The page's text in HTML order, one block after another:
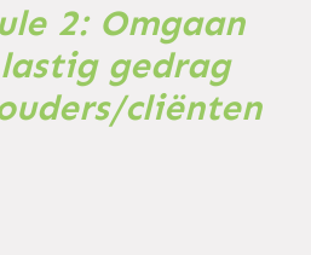
2: Omgaan
gedrag
cliënten